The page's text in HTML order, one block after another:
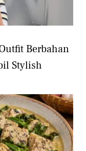
Berbahan
Stylish